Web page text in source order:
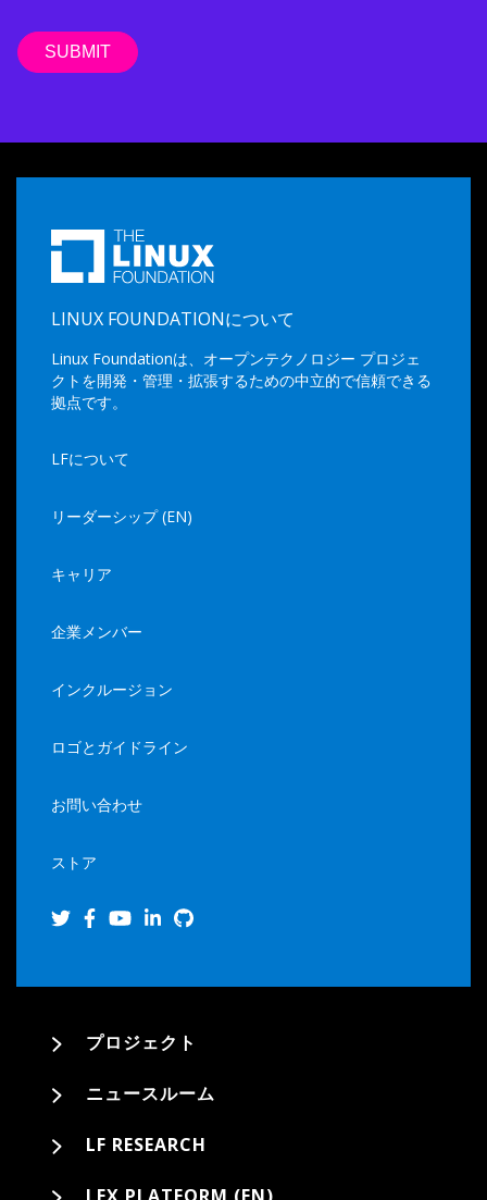
LINUX FOUNDATIONについて
Linux Foundationは、オープンテクノロジー プロジェ
クトを開発・管理・拡張するための中立的で信頼できる
拠点です。
LFについて
リーダーシップ (EN)
キャリア
企業メンバー
インクルージョン
ロゴとガイドライン
お問い合わせ
ストア
プロジェクト
ニュースルーム
LF RESEARCH